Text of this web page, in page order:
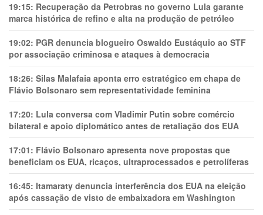
19:15: Recuperação da Petrobras no governo Lula garante
marca histórica de refino e alta na produção de petróleo
19:02: PGR denuncia blogueiro Oswaldo Eustáquio ao STF
por associação criminosa e ataques à democracia
18:26: Silas Malafaia aponta erro estratégico em chapa de
Flávio Bolsonaro sem representatividade feminina
17:20: Lula conversa com Vladimir Putin sobre comércio
bilateral e apoio diplomático antes de retaliação dos EUA
17:01: Flávio Bolsonaro apresenta nove propostas que
beneficiam os EUA, ricaços, ultraprocessados e petrolíferas
16:45: Itamaraty denuncia interferência dos EUA na eleição
após cassação de visto de embaixadora em Washington